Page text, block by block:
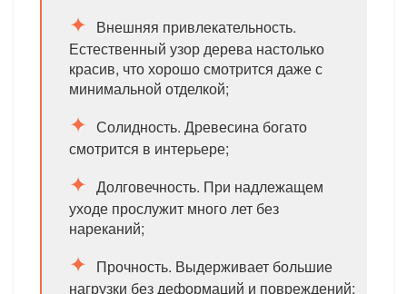
Внешняя привлекательность.
Естественный узор дерева настолько
красив, что хорошо смотрится даже с
минимальной отделкой;
Солидность. Древесина богато
смотрится в интерьере;
Долговечность. При надлежащем
уходе прослужит много лет без
нареканий;
Прочность. Выдерживает большие
нагрузки без деформаций и повреждений;